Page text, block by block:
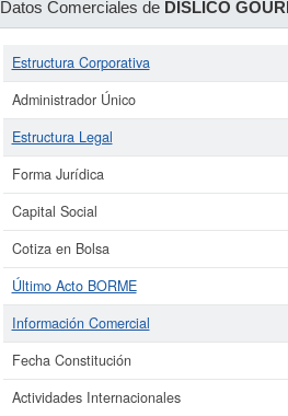
Datos Comerciales de DISLICO
Estructura Corporativa
Administrador Único
Estructura Legal
Forma Jurídica
Capital Social
Cotiza en Bolsa
Último Acto BORME
Información Comercial
Fecha Constitución
Actividades Internacionales